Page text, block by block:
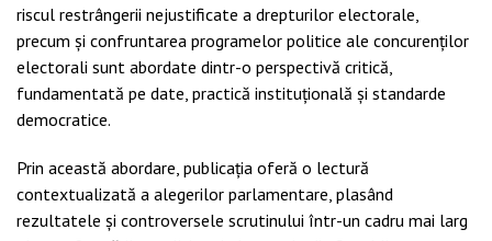
riscul restrângerii nejustificate a drepturilor electorale,
precum și confruntarea programelor politice ale concurenților
electorali sunt abordate dintr-o perspectivă critică,
fundamentată pe date, practică instituțională și standarde
democratice.
Prin această abordare, publicația oferă o lectură
contextualizată a alegerilor parlamentare, plasând
rezultatele și controversele scrutinului într-un cadru mai larg